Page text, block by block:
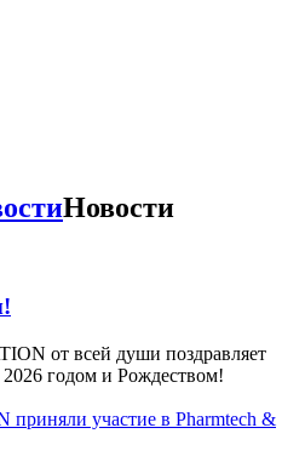
Новости
от всей души поздравляет
годом и Рождеством!